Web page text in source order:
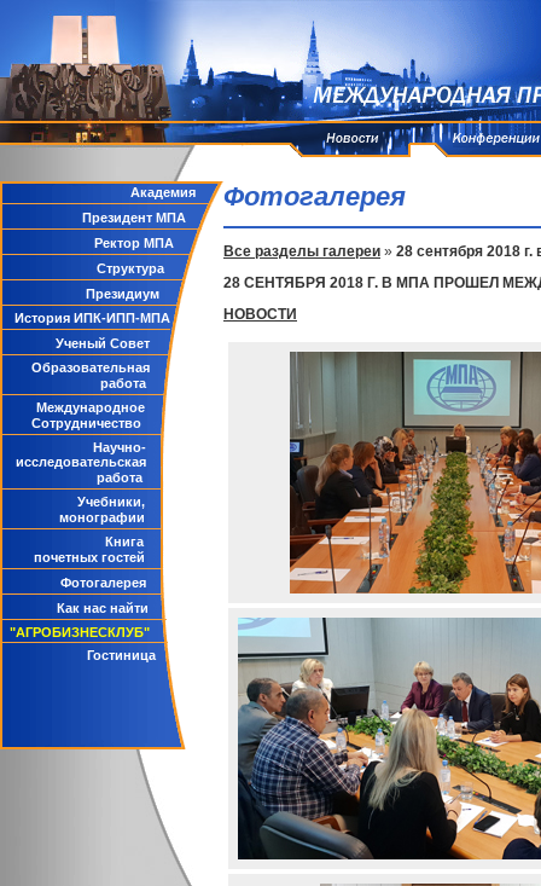
Академия
Президент МПА
Ректор МПА
Структура
Президиум
История ИПК-ИПП-МПА
Ученый Совет
Образовательная
работа
Международное
Сотрудничество
Научно-
исследовательская
работа
Учебники,
монографии
Книга
почетных гостей
Фотогалерея
Как нас найти
"АГРОБИЗНЕСКЛУБ"
Гостиница
Фотогалерея
Все разделы галереи » 28 сентября 2018
28 СЕНТЯБРЯ 2018 Г. В МПА ПРОШЕЛ
НОВОСТИ